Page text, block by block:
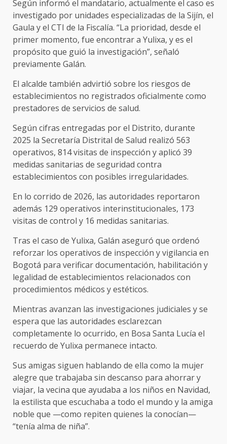
Según informó el mandatario, actualmente el caso es
investigado por unidades especializadas de la Sijín, el
Gaula y el CTI de la Fiscalía. “La prioridad, desde el
primer momento, fue encontrar a Yulixa, y es el
propósito que guió la investigación”, señaló
previamente Galán.
El alcalde también advirtió sobre los riesgos de
establecimientos no registrados oficialmente como
prestadores de servicios de salud.
Según cifras entregadas por el Distrito, durante
2025 la Secretaría Distrital de Salud realizó 563
operativos, 814 visitas de inspección y aplicó 39
medidas sanitarias de seguridad contra
establecimientos con posibles irregularidades.
En lo corrido de 2026, las autoridades reportaron
además 129 operativos interinstitucionales, 173
visitas de control y 16 medidas sanitarias.
Tras el caso de Yulixa, Galán aseguró que ordenó
reforzar los operativos de inspección y vigilancia en
Bogotá para verificar documentación, habilitación y
legalidad de establecimientos relacionados con
procedimientos médicos y estéticos.
Mientras avanzan las investigaciones judiciales y se
espera que las autoridades esclarezcan
completamente lo ocurrido, en Bosa Santa Lucía el
recuerdo de Yulixa permanece intacto.
Sus amigas siguen hablando de ella como la mujer
alegre que trabajaba sin descanso para ahorrar y
viajar, la vecina que ayudaba a los niños en Navidad,
la estilista que escuchaba a todo el mundo y la amiga
noble que —como repiten quienes la conocían—
“tenía alma de niña”.